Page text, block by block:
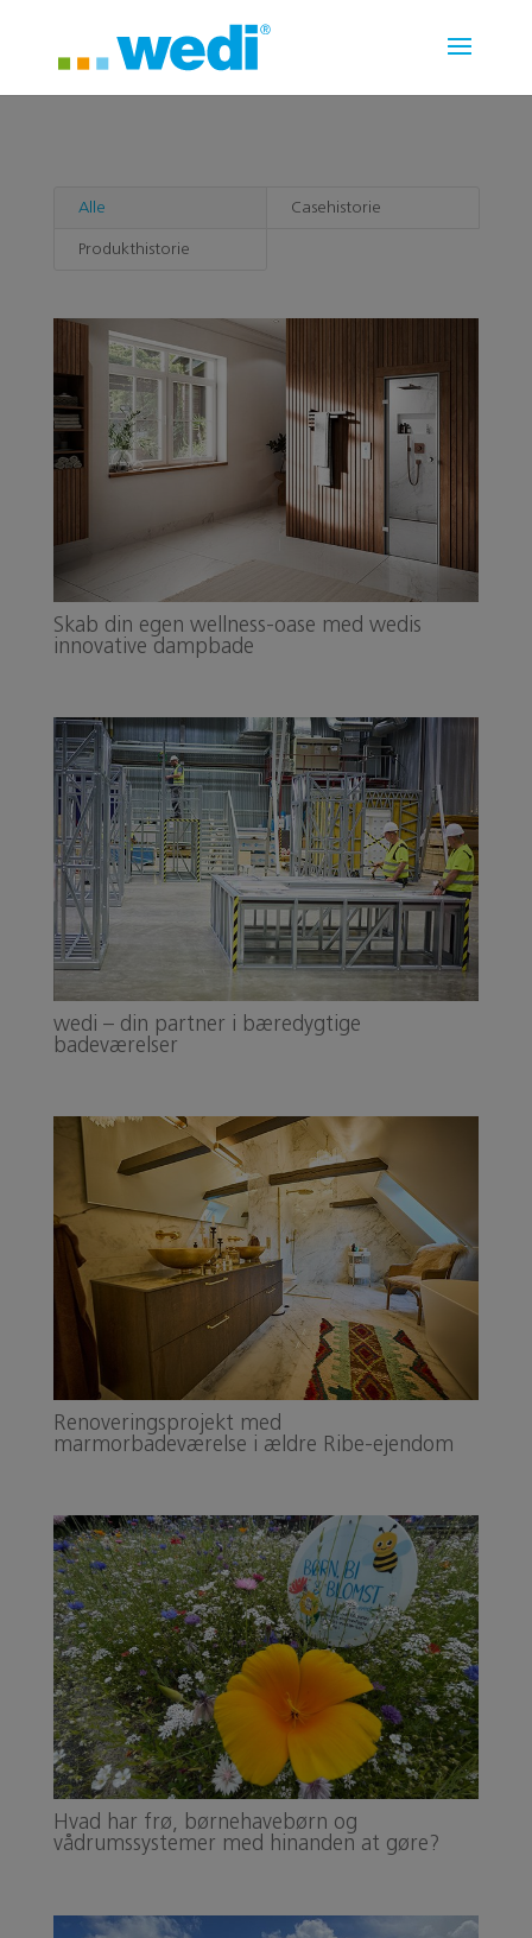
Alle Casehistorie
Produkthistorie
Skab din egen wellness-oase med wedis
innovative dampbade
wedi – din partner i bæredygtige
badeværelser
Renoveringsprojekt med
marmorbadeværelse i ældre Ribe-ejendom
Hvad har frø, børnehavebørn og
vådrumssystemer med hinanden at gøre?